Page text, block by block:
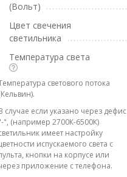
(Вольт)
Цвет свечения
светильника
Температура света
светового потока
случае если указано через дефис
", (например 2700К-6500К)
имеет настройку
испускаемого света с
кнопки на корпусе или
приложение с телефона.